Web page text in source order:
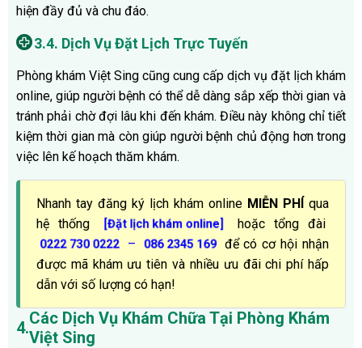
hiện đầy đủ và chu đáo.
3.4. Dịch Vụ Đặt Lịch Trực Tuyến
Phòng khám Việt Sing cũng cung cấp dịch vụ đặt lịch khám
online, giúp người bệnh có thể dễ dàng sắp xếp thời gian và
tránh phải chờ đợi lâu khi đến khám. Điều này không chỉ tiết
kiệm thời gian mà còn giúp người bệnh chủ động hơn trong
việc lên kế hoạch thăm khám.
Nhanh tay đăng ký lịch khám online MIỄN PHÍ qua
hệ thống
[Đặt lịch khám online] hoặc tổng đài
0222 730 0222 – 086 2345 169 để có cơ hội nhận
được mã khám ưu tiên và nhiều ưu đãi chi phí hấp
dẫn với số lượng có hạn!
4.Các Dịch Vụ Khám Chữa Tại Phòng Khám
Việt Sing